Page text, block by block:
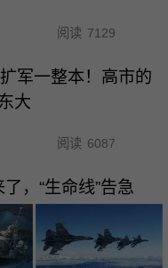
阅读 7129
军一整本！高市的
大
阅读 6087
，“生命线”告急